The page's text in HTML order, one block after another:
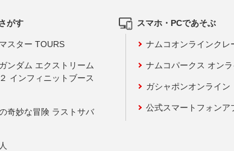
がす
スター TOURS
ンダム エクストリーム
インフィニットブース
奇妙な冒険 ラストサバ
スマホ・PCであそぶ
ナムコオンラインクレ
ナムコパークス オン
ガシャポンオンライン
公式スマートフォンア